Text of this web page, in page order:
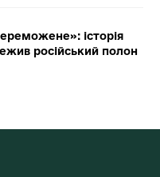
історія
російський полон